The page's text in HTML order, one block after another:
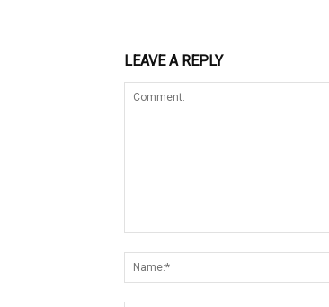
LEAVE A REPLY